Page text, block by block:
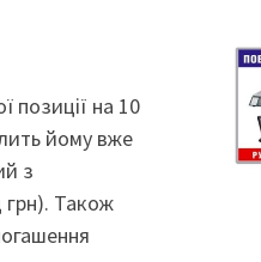
позиції на 10
йому вже
з
грн). Також